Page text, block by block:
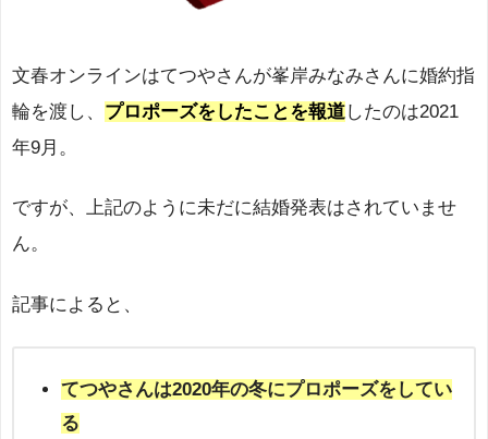
文春オンラインはてつやさんが峯岸みなみさんに婚約指
輪を渡し、 プロポーズをしたことを報道したのは2021
年9月。
ですが、上記のように未だに結婚発表はされていませ
ん。
記事によると、
てつやさんは2020年の冬にプロポーズをしてい
る